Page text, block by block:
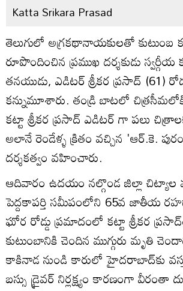
Katta Srikara Prasad
తెలుగులో అగ్రకథానాయకులతో కుటుంబ
రూపొందించిన ప్రముఖ దర్శకుడు స్వర్గీయ
తనయుడు, ఎడిటర్ శ్రీకర ప్రసాద్‌ (61)
కన్నుమూశారు. తండ్రి బాటలో చిత్రసీమలోకి
కట్టా శ్రీకర ప్రసాద్‌ ఎడిటర్ గా పలు
అలానే రెండేళ్ళ క్రితం వచ్చిన 'ఆర్.కె.
దర్శకత్వం వహించారు.
ఆదివారం ఉదయం నల్గొండ జిల్లా చిట్యాల
పెద్దకాపర్తి సమీపంలోని 65వ జాతీయ
ఘోర రోడ్డు ప్రమాదంలో కట్టా శ్రీకర
కుటుంబానికి చెందిన ముగ్గురు మృతి
కాకినాడ నుండి కారులో హైదరాబాద్‌కు
బస్సు డ్రైవర్ నిర్లక్ష్యం కారణంగా వీరంతా